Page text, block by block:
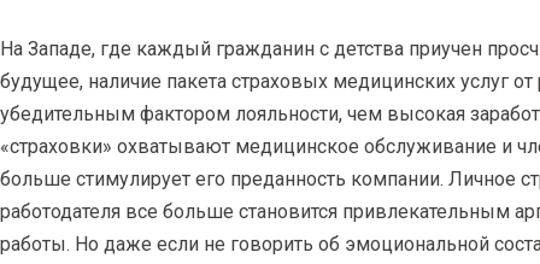
На Западе, где каждый гражданин с детства приучен
будущее, наличие пакета страховых медицинских услуг от
убедительным фактором лояльности, чем высокая
«страховки» охватывают медицинское обслуживание и
больше стимулирует его преданность компании. Личное
работодателя все больше становится привлекательным
работы. Но даже если не говорить об эмоциональной